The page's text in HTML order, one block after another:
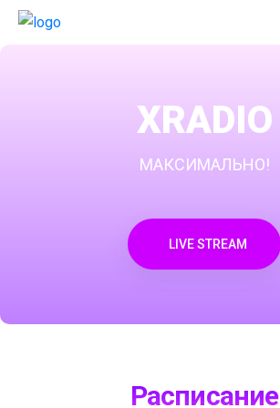
XRADIO
МАКСИМАЛЬНО!
LIVE STREAM
Расписание